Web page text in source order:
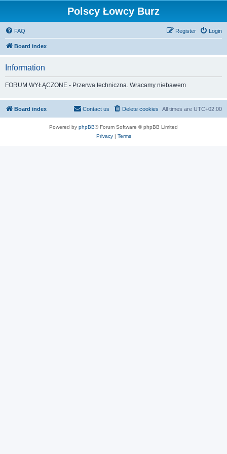
Polscy Łowcy Burz
FAQ Login
Register
Board index
Information
FORUM WYŁĄCZONE - Przerwa techniczna. Wracamy niebawem
Board index All times are UTC+02:00
Delete cookies
Contact us
Powered by phpBB® Forum Software © phpBB Limited
Privacy| Terms